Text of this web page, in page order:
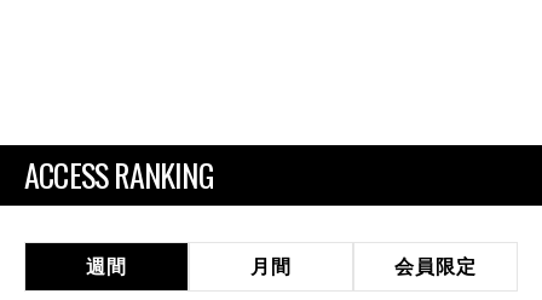
ACCESS RANKING
週間 月間 会員限定